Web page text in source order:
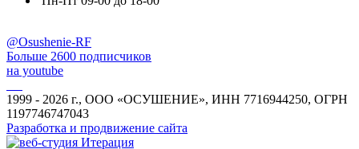
@Osushenie-RF
Больше 2600 подписчиков
на youtube
1999 - 2026 г., ООО «ОСУШЕНИЕ», ИНН 7716944250, ОГРН
1197746747043
Разработка и продвижение сайта